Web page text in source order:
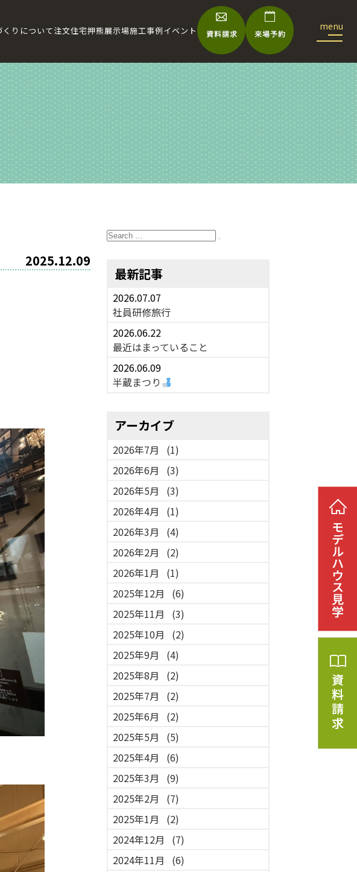
くりについて注文住宅押熊展示場施工事例イベント
2025.12.09
Search
for:
最新記事
2026.07.07
社員研修旅行
2026.06.22
最近はまっていること
2026.06.09
半蔵まつり
アーカイブ
2026年7月
(1)
2026年6月
(3)
2026年5月
(3)
2026年4月
(1)
2026年3月
(4)
2026年2月
(2)
2026年1月
(1)
2025年12月
(6)
2025年11月
(3)
2025年10月
(2)
2025年9月
(4)
2025年8月
(2)
2025年7月
(2)
2025年6月
(2)
2025年5月
(5)
2025年4月
(6)
2025年3月
(9)
2025年2月
(7)
2025年1月
(2)
2024年12月
(7)
2024年11月
(6)